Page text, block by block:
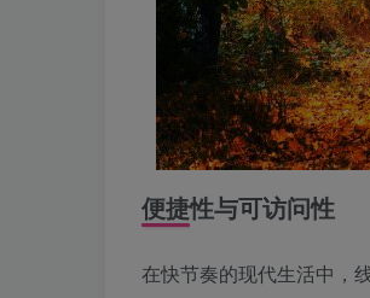
便捷性与可访问性
在快节奏的现代生活中，